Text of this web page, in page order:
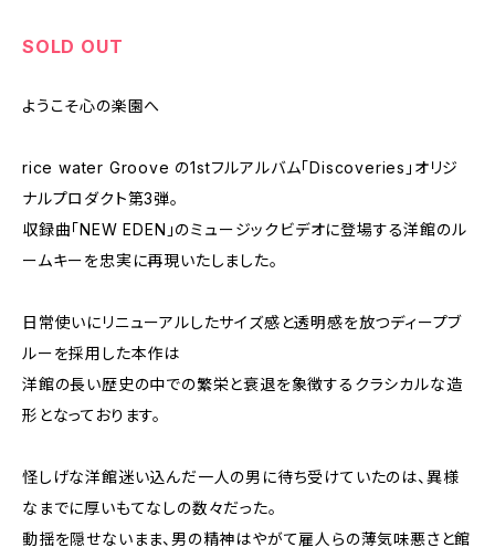
SOLD OUT
ようこそ心の楽園へ
rice water Groove の1stフルアルバム「Discoveries」オリジ
ナルプロダクト第3弾。
収録曲「NEW EDEN」のミュージックビデオに登場する洋館のル
ームキーを忠実に再現いたしました。
日常使いにリニューアルしたサイズ感と透明感を放つディープブ
ルーを採用した本作は
洋館の長い歴史の中での繁栄と衰退を象徴するクラシカルな造
形となっております。
怪しげな洋館迷い込んだ一人の男に待ち受けていたのは、異様
なまでに厚いもてなしの数々だった。
動揺を隠せないまま、男の精神はやがて雇人らの薄気味悪さと館